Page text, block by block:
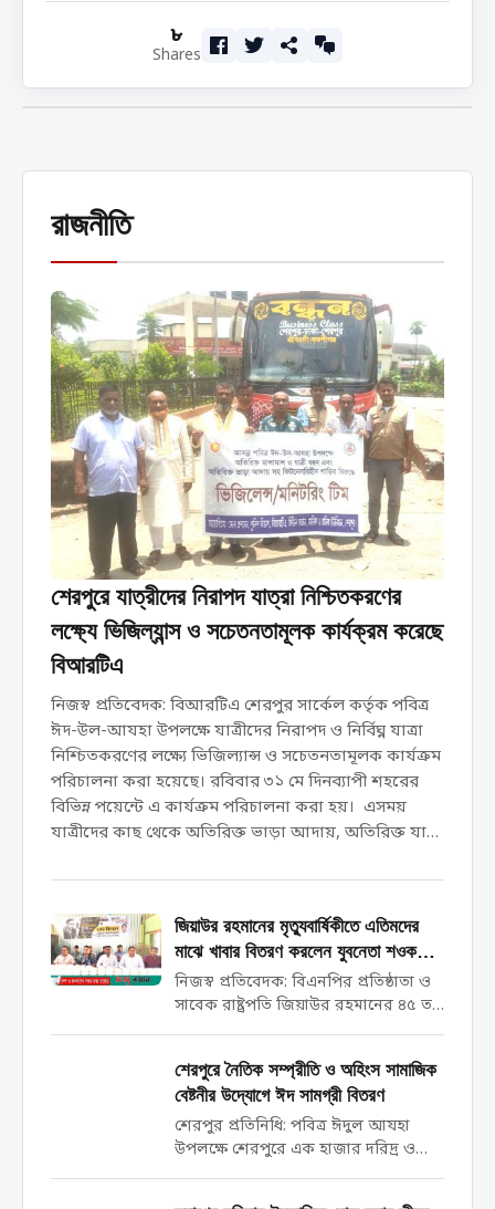
৮
Shares
রাজনীতি
শেরপুরে যাত্রীদের নিরাপদ যাত্রা নিশ্চিতকরণের
লক্ষ্যে ভিজিল্যান্স ও সচেতনতামূলক কার্যক্রম করেছে
বিআরটিএ
নিজস্ব প্রতিবেদক: বিআরটিএ শেরপুর সার্কেল কর্তৃক পবিত্র
ঈদ-উল-আযহা উপলক্ষে যাত্রীদের নিরাপদ ও নির্বিঘ্ন যাত্রা
নিশ্চিতকরণের লক্ষ্যে ভিজিল্যান্স ও সচেতনতামূলক কার্যক্রম
পরিচালনা করা হয়েছে। রবিবার ৩১ মে দিনব্যাপী শহরের
বিভিন্ন পয়েন্টে এ কার্যক্রম পরিচালনা করা হয়। এসময়
যাত্রীদের কাছ থেকে অতিরিক্ত ভাড়া আদায়, অতিরিক্ত যাত্রী
পরিবহন মালিক ও শ্রমিক সংগঠনের প্রতিনিধিদের সতর্ক করা
হয়। পাশাপাশি জনসচেতনতা বৃদ্ধির লক্ষ্যে গুরুত্বপূর্ণ
নির্দেশনা সম্বলিত মাইকিং কার্যক্রম পরিচালনা করা হয়।
এছাড়াও কার্যক্রম চলাকালে যেসব যাত্রীর কাছ থেকে
সরকার নির্ধারিত ভাড়ার অতিরিক্ত অর্থ আদায় করা হয় সে
সকল পরিবহন থেকে আদায়কৃত অর্থ তাৎক্ষণিকভাবে ফেরত
প্রদান করা হয়। যাত্রীদের স্বার্থ…
জিয়াউর রহমানের মৃত্যুবার্ষিকীতে এতিমদের
মাঝে খাবার বিতরণ করলেন যুবনেতা শওকত
হোসেন
নিজস্ব প্রতিবেদক: বিএনপির প্রতিষ্ঠাতা ও
সাবেক রাষ্ট্রপতি জিয়াউর রহমানের ৪৫ তম
মৃত্যুবার্ষিকী উপলক্ষে এতিম শিশু, দুস্থ ও
বিতরণ করা হয়েছে। শনিবার দুপুরে সদর
উপজেলার ৫ নং ধলা ইউনিয়নের
মোহাম্মদীয়া...
শেরপুরে নৈতিক সম্প্রীতি ও অহিংস সামাজিক
বেষ্টনীর উদ্যোগে ঈদ সামগ্রী বিতরণ
শেরপুর প্রতিনিধি: ​পবিত্র ঈদুল আযহা
উপলক্ষে শেরপুরে এক হাজার দরিদ্র ও
অসহায় পরিবারের মাঝে ঈদ সামগ্রী